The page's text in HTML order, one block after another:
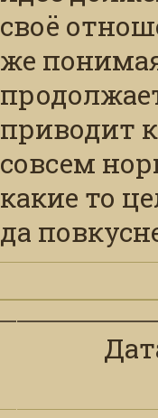
своё
же
приводит
совсем
какие то
да